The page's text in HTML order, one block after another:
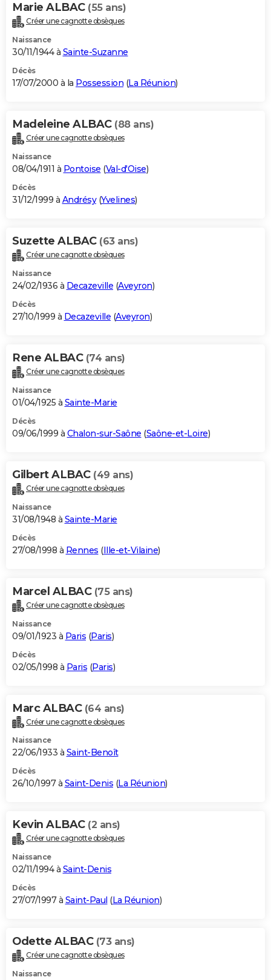
Marie ALBAC (55 ans)
Créer une cagnotte obsèques
Naissance
30/11/1944 à Sainte-Suzanne
Décès
17/07/2000 à la Possession (La Réunion)
Madeleine ALBAC (88 ans)
Créer une cagnotte obsèques
Naissance
08/04/1911 à Pontoise (Val-d'Oise)
Décès
31/12/1999 à Andrésy(Yvelines)
Suzette ALBAC (63 ans)
Créer une cagnotte obsèques
Naissance
24/02/1936 à Decazeville (Aveyron)
Décès
27/10/1999 à Decazeville (Aveyron)
Rene ALBAC (74 ans)
Créer une cagnotte obsèques
Naissance
01/04/1925 à Sainte-Marie
Décès
09/06/1999 à Chalon-sur-Saône (Saône-et-Loire)
Gilbert ALBAC (49 ans)
Créer une cagnotte obsèques
Naissance
31/08/1948 à Sainte-Marie
Décès
27/08/1998 à Rennes (Ille-et-Vilaine)
Marcel ALBAC (75 ans)
Créer une cagnotte obsèques
Naissance
09/01/1923 à Paris (Paris)
Décès
02/05/1998 à Paris (Paris)
Marc ALBAC (64 ans)
Créer une cagnotte obsèques
Naissance
22/06/1933 à Saint-Benoît
Décès
26/10/1997 à Saint-Denis (La Réunion)
Kevin ALBAC (2 ans)
Créer une cagnotte obsèques
Naissance
02/11/1994 à Saint-Denis
Décès
27/07/1997 à Saint-Paul (La Réunion)
Odette ALBAC (73 ans)
Créer une cagnotte obsèques
Naissance